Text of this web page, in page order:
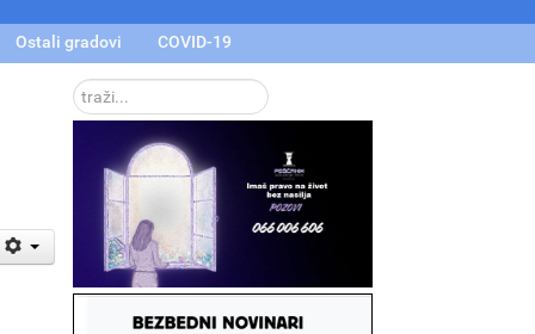
Ostali gradovi COVID-19
traži...